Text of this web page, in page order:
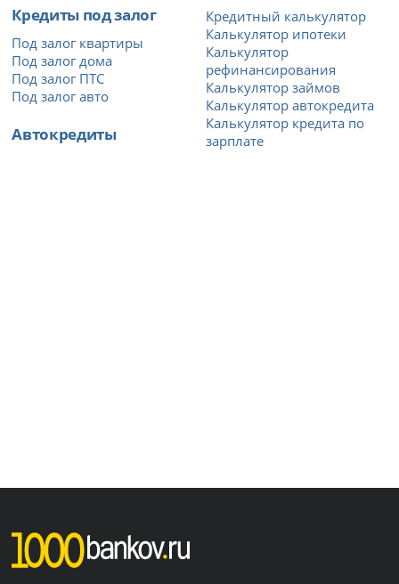
Кредиты под залог
Под залог квартиры
Под залог дома
Под залог ПТС
Под залог авто
Автокредиты
Кредитный калькулятор
Калькулятор ипотеки
Калькулятор
рефинансирования
Калькулятор займов
Калькулятор автокредита
Калькулятор кредита по
зарплате